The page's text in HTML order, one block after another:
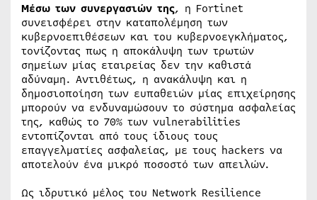
Μέσω των συνεργασιών της, η Fortinet
συνεισφέρει στην καταπολέμηση των
κυβερνοεπιθέσεων και του κυβερνοεγκλήματος,
τονίζοντας πως η αποκάλυψη των τρωτών
σημείων μίας εταιρείας δεν την καθιστά
αδύναμη. Αντιθέτως, η ανακάλυψη και η
δημοσιοποίηση των ευπαθειών μίας επιχείρησης
μπορούν να ενδυναμώσουν το σύστημα ασφαλείας
της, καθώς το 70% των vulnerabilities
εντοπίζονται από τους ίδιους τους
επαγγελματίες ασφαλείας, με τους hackers να
αποτελούν ένα μικρό ποσοστό των απειλών.
Ως ιδρυτικό μέλος του Network Resilience